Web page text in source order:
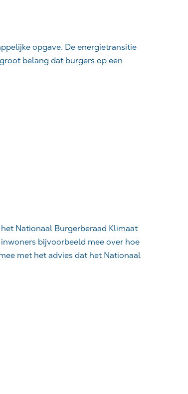
opgave. De energietransitie
belang dat burgers op een
Nationaal Burgerberaad Klimaat
bijvoorbeeld mee over hoe
met het advies dat het Nationaal